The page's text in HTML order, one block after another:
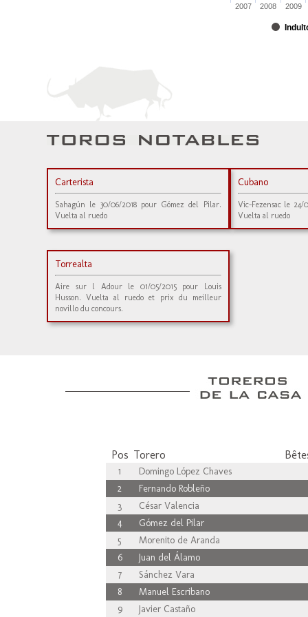
2007 2008 2009
Carterista
Sahagún le 30/06/2018 pour Gómez del Pilar.
Vuelta al ruedo
Cubano
Vic-Fezensac le 24/
Vuelta al ruedo
Torrealta
Aire sur l Adour le 01/05/2015 pour Louis
Husson. Vuelta al ruedo et prix du meilleur
novillo du concours.
Pos Torero
1 Domingo López Chaves
2
Fernando Robleño
3
César Valencia
4
Gómez del Pilar
5
Morenito de Aranda
6
Juan del Álamo
7
Sánchez Vara
8
Manuel Escribano
9
Javier Castaño